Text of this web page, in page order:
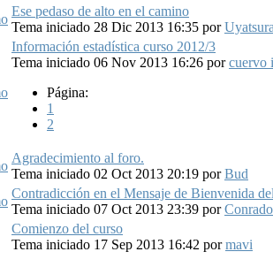
Ese pedaso de alto en el camino
Tema iniciado 28 Dic 2013 16:35 por
Información estadística curso 2012/3
Tema iniciado 06 Nov 2013 16:26 porcuervo
Página:
1
2
Agradecimiento al foro.
Tema iniciado 02 Oct 2013 20:19 porBud
Contradicción en el Mensaje de Bienvenida
Tema iniciado 07 Oct 2013 23:39 porConrado
Comienzo del curso
Tema iniciado 17 Sep 2013 16:42 pormavi